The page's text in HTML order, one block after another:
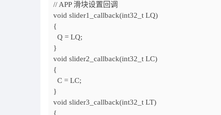
// APP 滑块设置回调
void slider1_callback(int32_t LQ)
{
Q = LQ;
}
void slider2_callback(int32_t LC)
{
C = LC;
}
void slider3_callback(int32_t LT)
{